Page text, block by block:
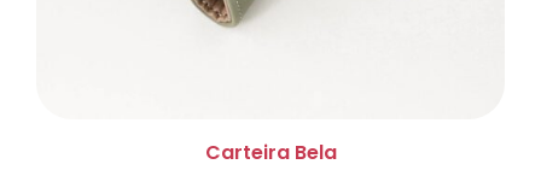
Carteira Bela